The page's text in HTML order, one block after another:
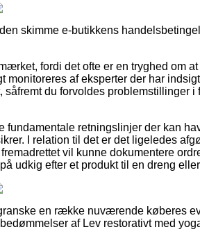
skimme e-butikkens
fordi det ofte er en tryghed om
af eksperter der har
du forvoldes problemstillinger i
fundamentale retningslinjer der kan
I relation til det er det ligeledes
vil kunne dokumentere
udkig efter et produkt til en dreng
en række nuværende køberes
af Lev restorativt med